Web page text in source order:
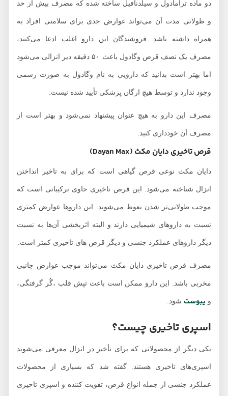
دو ماده ترامادول و سیلدنافیل ساخته شده که مصرف بیش از حد
و طولانی مدت آن می‌تواند عوارض جدی برای سلامتی افراد به
همراه داشته باشد. فروشندگان این دارو اغلب ادعا می‌کنند،
مصرف یک نصف قرص وگادول باعث ۵۰ دقیقه دیر انزالی می‌شود
اما بهتر است بدانید که دارویی به نام وگادول به صورت رسمی
وجود ندارد و توسط هیچ ارگان پزشکی تأیید شده نیست.
مصرف این دارو به هیچ عنوان پیشنهاد نمی‌شود و بهتر است از
مصرف آن خودداری کنید.
قرص تاخیری دایان مکث (Dayan Max)
دایان مکث نوعی قرص گیاهی است که برای به تاخیر انداختن
انزال شناخته می‌شود. این قرص تاخیری حاوی ترکیباتی است که
موجب طولانی‌تر شدن نعوظ می‌شوند. این داروها عوارض کمتری
نسبت به داروهای شیمیایی دارند و البته اثربخشی آن‌ها به نسبت
دیگر داروهای عملکرد جنسی و دیگر قرص های تاخیری کمتر است.
مصرف قرص تاخیری دایان مکث می‌تواند موجب عوارض جانبی
مخربی باشد. این دارو ممکن است باعث تپش قلب ،گُر گرفتگی،
یبوستشود.
اسپری‌ تاخیری چیست؟
یکی دیگر از محصولاتی که برای تأخیر در انزال معرفی می‌شوند
اسپری‌های تاخیری هستند. گفته شد که بسیاری از محصولات
عملکرد جنسی از جمله انواع قرص، تقویت کننده و اسپری تاخیری